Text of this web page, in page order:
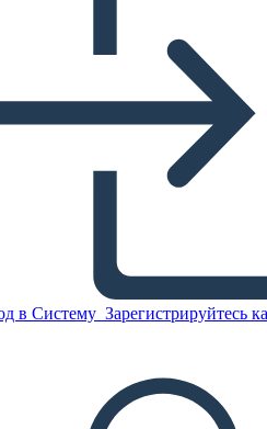
в Систему Зарегистрируйтесь
эту раскадровку
СЛАЙД-ШОУ
ПОЧИТАЙ МНЕ